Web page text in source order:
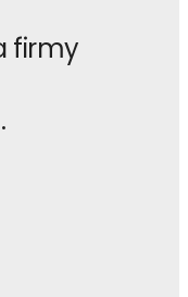
firmy